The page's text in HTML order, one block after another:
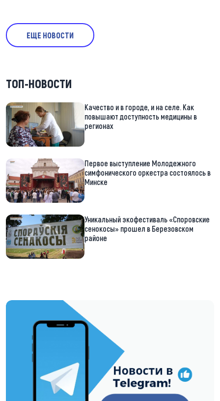
ЕЩЕ НОВОСТИ
ТОП-НОВОСТИ
Качество и в городе, и на селе. Как
повышают доступность медицины в
регионах
Первое выступление Молодежного
симфонического оркестра состоялось в
Минске
Уникальный экофестиваль «Споровские
сенокосы» прошел в Березовском
районе
https://t.me/minskctvby